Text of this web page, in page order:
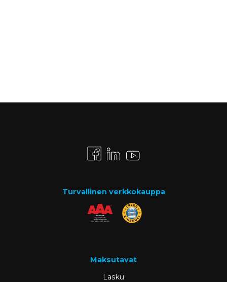
Turvallinen verkkokauppa
Maksutavat
Lasku